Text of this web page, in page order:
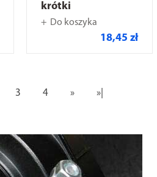
krótki
Do koszyka
18,45 zł
3 4 » »|